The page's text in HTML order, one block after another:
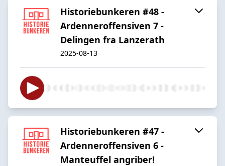
Historiebunkeren #48 -
Ardenneroffensiven 7 -
Delingen fra Lanzerath
2025-08-13
Historiebunkeren #47 -
Ardenneroffensiven 6 -
Manteuffel angriber!